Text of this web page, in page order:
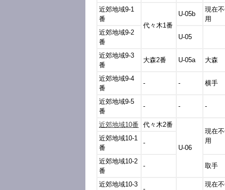
近郊地域9-1
番
代々木1番
U-05b
現在
用
近郊地域9-2
番
U-05
近郊地域9-3
番
大森2番 U-05a 大森
近郊地域9-4
番
- - 横手
近郊地域9-5
番
- - -
近郊地域10番 代々木2番
U-06
現在
用
近郊地域10-1
番
-
近郊地域10-2
番
- 取手
近郊地域10-3
現在